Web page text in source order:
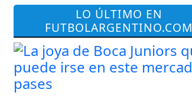
LO ÚLTIMO EN
FUTBOLARGENTINO.COM